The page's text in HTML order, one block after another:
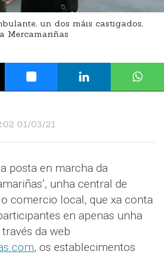
un dos máis castigados,
Mercamariñas
01/03/21
posta en marcha da
unha central de
comercio local, que xa conta
en apenas unha
da web
, os establecimentos